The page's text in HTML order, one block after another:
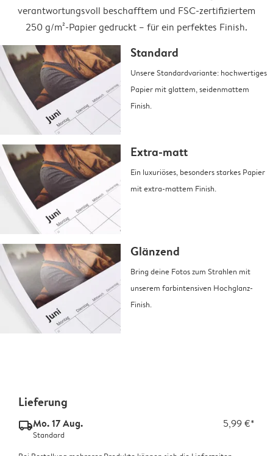
verantwortungsvoll beschafftem und FSC-zertifiziertem
250 g/m²-Papier gedruckt – für ein perfektes Finish.
Standard
Unsere Standardvariante: hochwertiges
Papier mit glattem, seidenmattem
Finish.
Extra-matt
Ein luxuriöses, besonders starkes Papier
mit extra-mattem Finish.
Glänzend
Bring deine Fotos zum Strahlen mit
unserem farbintensiven Hochglanz-
Finish.
Lieferung
delivery_standard_v2Mo. 17 Aug. 5,99 €*
Standard